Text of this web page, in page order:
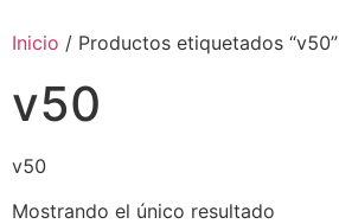
Inicio / Productos etiquetados “v50”
v50
v50
Mostrando el único resultado